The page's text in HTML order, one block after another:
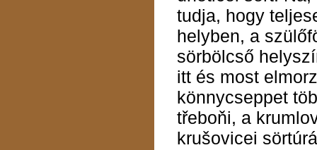
tudja, hogy
helyben, a
sörbölcső
itt és most
könnycseppet
třeboňi, a
krušovicei